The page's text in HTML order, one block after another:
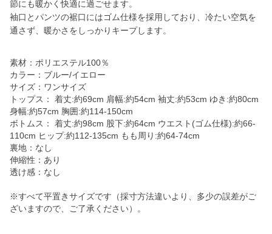
節にも暖かく快適に過ごせます。
袖口とパンツの裾口にはゴム仕様を採用しており、冷たい空気を
通さず、暖かさをしっかりキープします。
素材：ポリエステル100％
カラー：ブルー/イエロー
サイズ：ワンサイズ
トップス： 着丈:約69cm 肩幅:約54cm 袖丈:約53cm ゆき:約80cm
身幅:約57cm 胸囲:約114-150cm
ボトムス： 着丈:約98cm 股下:約64cm ウエスト(ゴム仕様):約66-
110cm ヒップ:約112-135cm もも周り:約64-74cm
裏地：なし
伸縮性：あり
透け感：なし
※すべて平置きサイズです（採寸方法違いより、多少の誤差がご
ざいますので、ご了承ください）。